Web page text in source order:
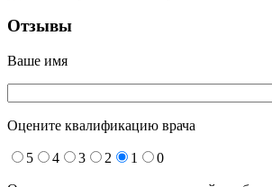
Отзывы
Ваше имя
Оцените квалификацию врача
5 4 3 2 1 0